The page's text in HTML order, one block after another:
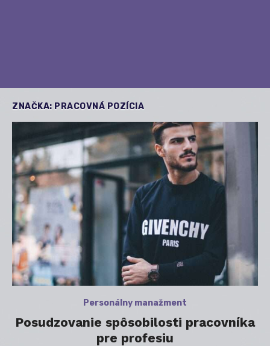
ZNAČKA: PRACOVNÁ POZÍCIA
Personálny manažment
Posudzovanie spôsobilosti pracovníka
pre profesiu